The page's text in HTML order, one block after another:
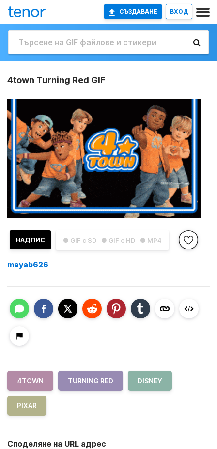
СЪЗДАВАНЕ ВХОД
4town Turning Red GIF
● GIF с SD ● GIF с HD ● MP4
НАДПИС
mayab626
4TOWN TURNING RED DISNEY
PIXAR
Споделяне на URL адрес